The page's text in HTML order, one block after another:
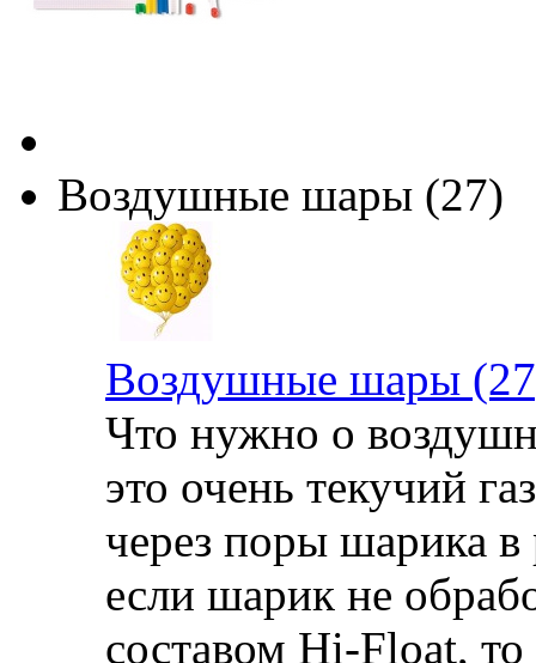
Воздушные шары (27)
Воздушные шары
Что нужно о
это очень текучий
через поры шарика в
если шарик не
составом Hi-Float, то